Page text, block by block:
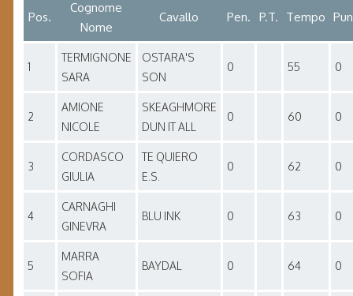
Pos.
Cognome
Nome
Cavallo Pen. P.T. Tempo
1
TERMIGNONE
SARA
OSTARA'S
SON
0 55 0
2
AMIONE
NICOLE
SKEAGHMORE
DUN IT ALL
0 60 0
3
CORDASCO
GIULIA
TE QUIERO
E.S.
0 62 0
4
CARNAGHI
GINEVRA
BLU INK 0 63 0
5
MARRA
SOFIA
BAYDAL 0 64 0